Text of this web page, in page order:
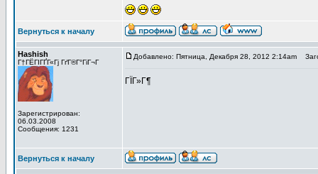
Вернуться к началу
Hashish
Г†ГЁГІГҐГ«Гј ГґГ®Г°ГіГ¬Г
Зарегистрирован:
06.03.2008
Сообщения: 1231
Добавлено: Пятница, Декабря 28, 2012 2:14am
ГЇГ»Г¶
Вернуться к началу